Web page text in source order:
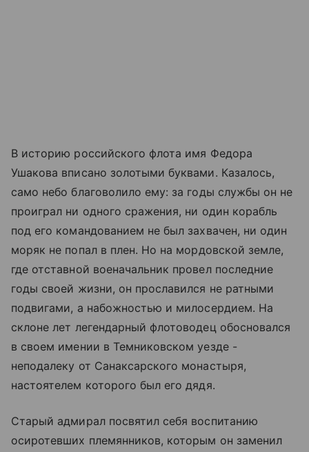
В историю российского флота имя Федора
Ушакова вписано золотыми буквами. Казалось,
само небо благоволило ему: за годы службы он не
проиграл ни одного сражения, ни один корабль
под его командованием не был захвачен, ни один
моряк не попал в плен. Но на мордовской земле,
где отставной военачальник провел последние
годы своей жизни, он прославился не ратными
подвигами, а набожностью и милосердием. На
склоне лет легендарный флотоводец обосновался
в своем имении в Темниковском уезде -
неподалеку от Санаксарского монастыря,
настоятелем которого был его дядя.
Старый адмирал посвятил себя воспитанию
осиротевших племянников, которым он заменил